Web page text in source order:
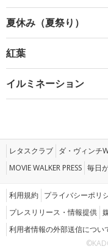
夏休み（夏祭り）
紅葉
イルミネーション
レタスクラブ ダ・ヴィンチ
MOVIE WALKER PRESS 毎日
利用規約 プライバシーポリ
プレスリリース・情報提供
利用者情報の外部送信につい